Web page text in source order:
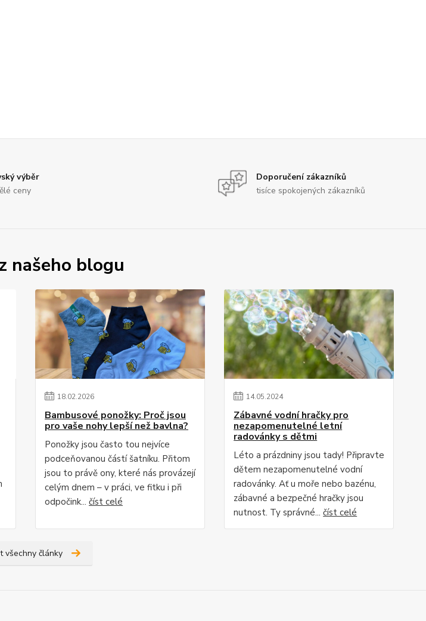
výběr
ceny
Doporučení zákazníků
tisíce spokojených zákazníků
našeho blogu
18.02.2026
Bambusové ponožky: Proč jsou
pro vaše nohy lepší než bavlna?
Ponožky jsou často tou nejvíce
podceňovanou částí šatníku. Přitom
jsou to právě ony, které nás provázejí
celým dnem – v práci, ve fitku i při
odpočink... číst celé
14.05.2024
Zábavné vodní hračky pro
nezapomenutelné letní
radovánky s dětmi
Léto a prázdniny jsou tady! Připravte
dětem nezapomenutelné vodní
radovánky. Ať u moře nebo bazénu,
zábavné a bezpečné hračky jsou
nutnost. Ty správné...číst celé
všechny články